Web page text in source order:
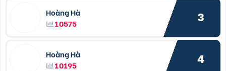
Hoàng Hà
10575
3
Hoàng Hà
10195
4